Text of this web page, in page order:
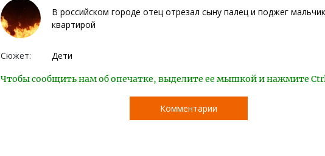
В российском городе отец отрезал сыну палец и поджег
квартирой
Сюжет: Дети
Чтобы сообщить нам об опечатке, выделите ее мышкой и нажмите
Комментарии